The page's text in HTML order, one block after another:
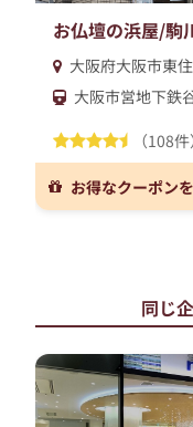
お仏壇の浜屋/駒
大阪府大阪市東
大阪市営地下鉄
（108件
お得なクーポン
同じ